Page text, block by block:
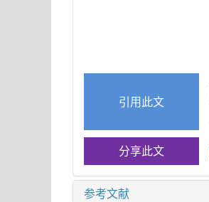
引用此文
分享此文
参考文献